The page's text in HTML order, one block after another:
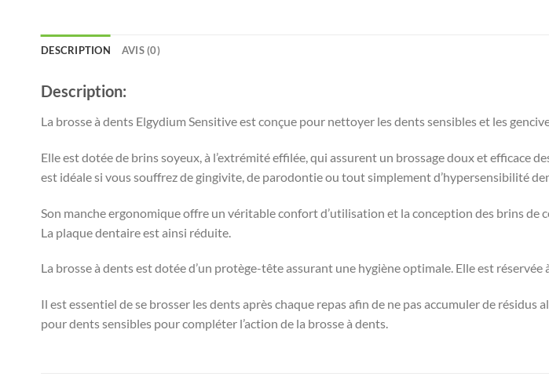
DESCRIPTION AVIS (0)
Description:
La brosse à dents Elgydium Sensitive est conçue pour nettoyer les dents sensibles et les
Elle est dotée de brins soyeux, à l’extrémité effilée, qui assurent un brossage doux et efficace
est idéale si vous souffrez de gingivite, de parodontie ou tout simplement d’hypersensibilité
Son manche ergonomique offre un véritable confort d’utilisation et la conception des brins
La plaque dentaire est ainsi réduite.
La brosse à dents est dotée d’un protège-tête assurant une hygiène optimale. Elle est réservée
Il est essentiel de se brosser les dents après chaque repas afin de ne pas accumuler de
pour dents sensibles pour compléter l’action de la brosse à dents.